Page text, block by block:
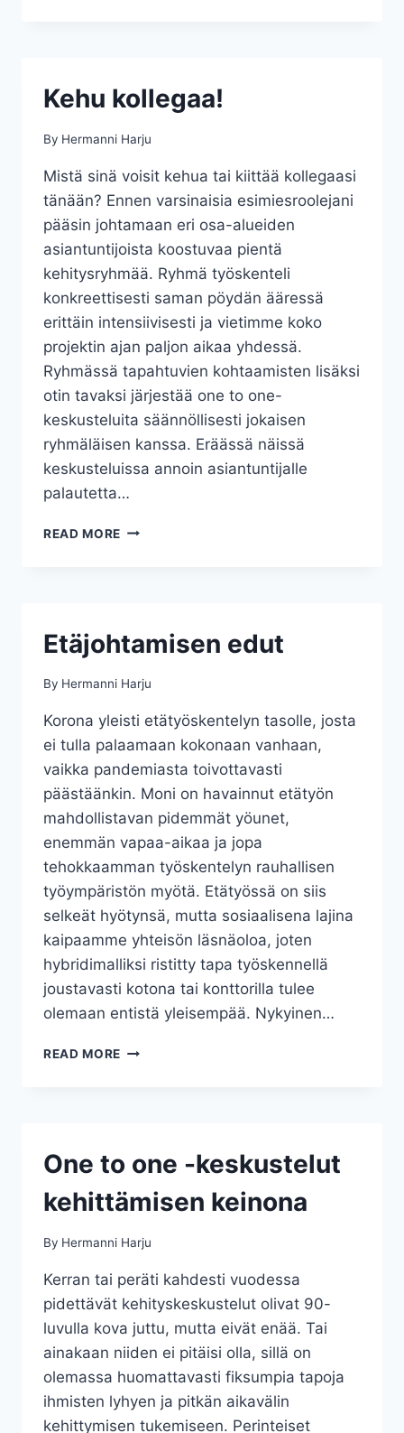
Kehu kollegaa!
By Hermanni Harju
Mistä sinä voisit kehua tai kiittää kollegaasi
tänään? Ennen varsinaisia esimiesroolejani
pääsin johtamaan eri osa-alueiden
asiantuntijoista koostuvaa pientä
kehitysryhmää. Ryhmä työskenteli
konkreettisesti saman pöydän ääressä
erittäin intensiivisesti ja vietimme koko
projektin ajan paljon aikaa yhdessä.
Ryhmässä tapahtuvien kohtaamisten lisäksi
otin tavaksi järjestää one to one-
keskusteluita säännöllisesti jokaisen
ryhmäläisen kanssa. Eräässä näissä
keskusteluissa annoin asiantuntijalle
palautetta…
READ MORE KEHU
Etäjohtamisen edut
By Hermanni Harju
Korona yleisti etätyöskentelyn tasolle, josta
ei tulla palaamaan kokonaan vanhaan,
vaikka pandemiasta toivottavasti
päästäänkin. Moni on havainnut etätyön
mahdollistavan pidemmät yöunet,
enemmän vapaa-aikaa ja jopa
tehokkaamman työskentelyn rauhallisen
työympäristön myötä. Etätyössä on siis
selkeät hyötynsä, mutta sosiaalisena lajina
kaipaamme yhteisön läsnäoloa, joten
hybridimalliksi ristitty tapa työskennellä
joustavasti kotona tai konttorilla tulee
olemaan entistä yleisempää. Nykyinen…
READ MORE ETÄJOHTAMISEN
One to one -keskustelut
kehittämisen keinona
By Hermanni Harju
Kerran tai peräti kahdesti vuodessa
pidettävät kehityskeskustelut olivat 90-
luvulla kova juttu, mutta eivät enää. Tai
ainakaan niiden ei pitäisi olla, sillä on
olemassa huomattavasti fiksumpia tapoja
ihmisten lyhyen ja pitkän aikavälin
kehittymisen tukemiseen. Perinteiset